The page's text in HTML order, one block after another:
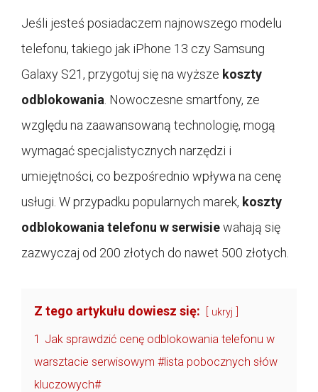
Jeśli jesteś posiadaczem najnowszego modelu
telefonu, takiego jak iPhone 13 czy Samsung
Galaxy S21, przygotuj się na wyższe koszty
odblokowania . Nowoczesne smartfony, ze
względu na zaawansowaną technologię, mogą
wymagać specjalistycznych narzędzi i
umiejętności, co bezpośrednio wpływa na cenę
usługi. W przypadku popularnych marek, koszty
odblokowania telefonu w serwisiewahają się
zazwyczaj od 200 złotych do nawet 500 złotych.
Z tego artykułu dowiesz się: ukryj
1 Jak sprawdzić cenę odblokowania telefonu w
warsztacie serwisowym #lista pobocznych słów
kluczowych#